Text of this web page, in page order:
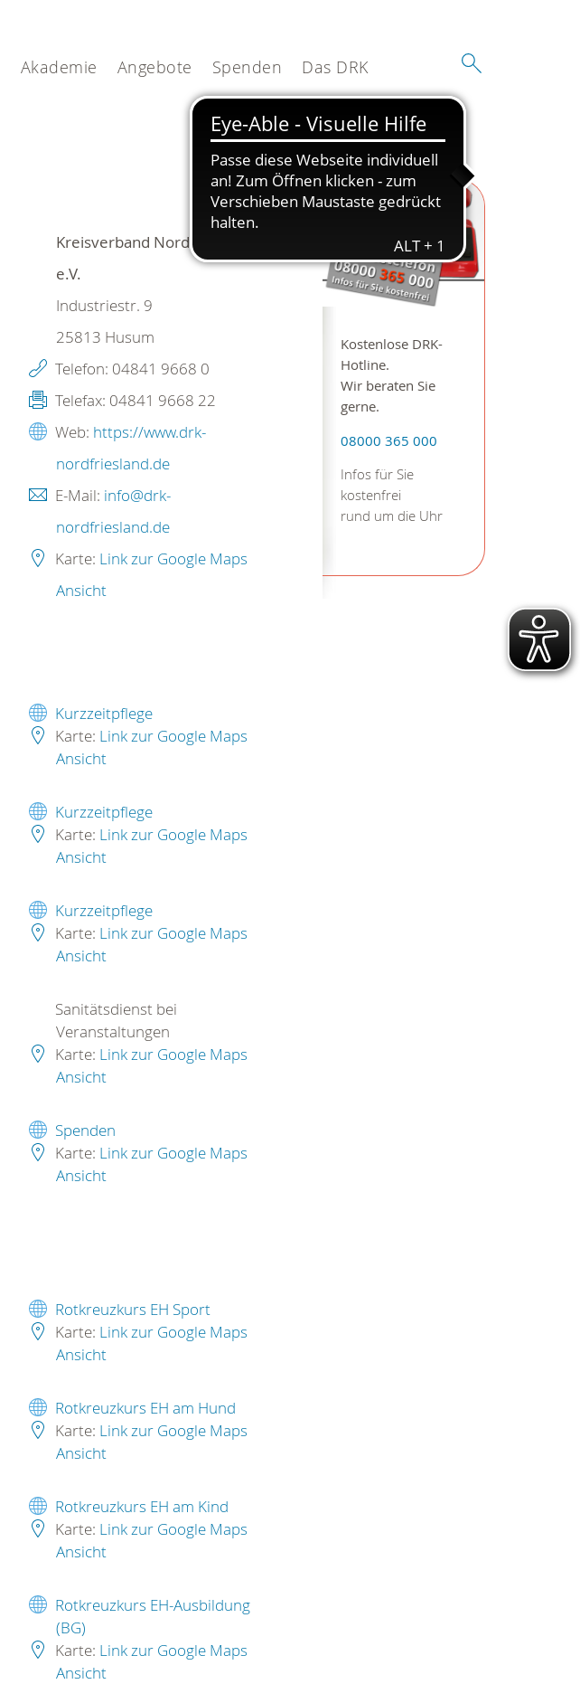
Akademie Angebote Spenden Das DRK
Kostenlose DRK-
Hotline.
Wir beraten Sie
gerne.
08000 365 000
Infos für Sie
kostenfrei
rund um die Uhr
Kreisverband Nordfriesland
e.V.
Industriestr. 9
25813 Husum
Telefon: 04841 9668 0
Telefax: 04841 9668 22
Web: https://www.drk-
nordfriesland.de
E-Mail: info@drk-
nordfriesland.de
Karte: Link zur Google Maps
Ansicht
Kurzzeitpflege
Karte: Link zur Google Maps
Ansicht
Kurzzeitpflege
Karte: Link zur Google Maps
Ansicht
Kurzzeitpflege
Karte: Link zur Google Maps
Ansicht
Sanitätsdienst bei
Veranstaltungen
Karte: Link zur Google Maps
Ansicht
Spenden
Karte: Link zur Google Maps
Ansicht
Rotkreuzkurs EH Sport
Karte: Link zur Google Maps
Ansicht
Rotkreuzkurs EH am Hund
Karte: Link zur Google Maps
Ansicht
Rotkreuzkurs EH am Kind
Karte: Link zur Google Maps
Ansicht
Rotkreuzkurs EH-Ausbildung
(BG)
Karte: Link zur Google Maps
Ansicht